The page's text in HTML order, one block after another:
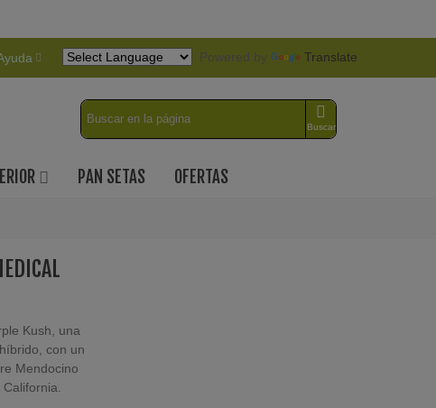
Powered by Translate
Buscar
PAN SETAS OFERTAS
Kush, una
con un
Mendocino